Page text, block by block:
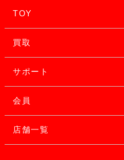
TOY
買取
サポート
会員
店舗一覧